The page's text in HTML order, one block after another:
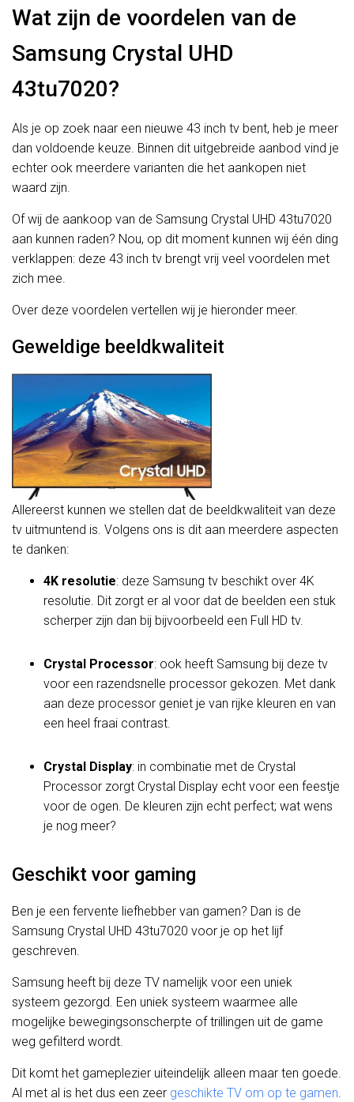
Wat zijn de voordelen van de
Samsung Crystal UHD
43tu7020?
Als je op zoek naar een nieuwe 43 inch tv bent, heb je meer
dan voldoende keuze. Binnen dit uitgebreide aanbod vind je
echter ook meerdere varianten die het aankopen niet
waard zijn.
Of wij de aankoop van de Samsung Crystal UHD 43tu7020
aan kunnen raden? Nou, op dit moment kunnen wij één ding
verklappen: deze 43 inch tv brengt vrij veel voordelen met
zich mee.
Over deze voordelen vertellen wij je hieronder meer.
Geweldige beeldkwaliteit
Allereerst kunnen we stellen dat de beeldkwaliteit van deze
tv uitmuntend is. Volgens ons is dit aan meerdere aspecten
te danken:
4K resolutie: deze Samsung tv beschikt over 4K
resolutie. Dit zorgt er al voor dat de beelden een stuk
scherper zijn dan bij bijvoorbeeld een Full HD tv.
Crystal Processor: ook heeft Samsung bij deze tv
voor een razendsnelle processor gekozen. Met dank
aan deze processor geniet je van rijke kleuren en van
een heel fraai contrast.
Crystal Display: in combinatie met de Crystal
Processor zorgt Crystal Display echt voor een feestje
voor de ogen. De kleuren zijn echt perfect; wat wens
je nog meer?
Geschikt voor gaming
Ben je een fervente liefhebber van gamen? Dan is de
Samsung Crystal UHD 43tu7020 voor je op het lijf
geschreven.
Samsung heeft bij deze TV namelijk voor een uniek
systeem gezorgd. Een uniek systeem waarmee alle
mogelijke bewegingsonscherpte of trillingen uit de game
weg gefilterd wordt.
Dit komt het gameplezier uiteindelijk alleen maar ten goede.
Al met al is het dus een zeer geschikte TV om op te gamen.